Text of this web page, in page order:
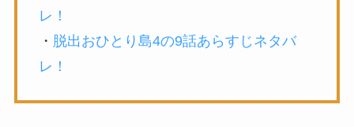
レ！
・ 脱出おひとり島4の9話あらすじネタバ
レ！